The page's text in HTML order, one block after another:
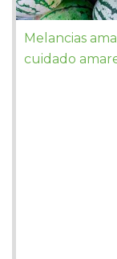
Melancias
cuidado